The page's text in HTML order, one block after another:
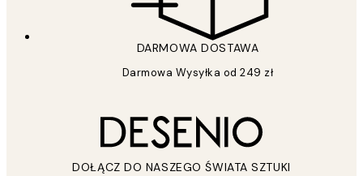
DARMOWA DOSTAWA
Darmowa Wysyłka od 249 zł
DOŁĄCZ DO NASZEGO ŚWIATA SZTUKI